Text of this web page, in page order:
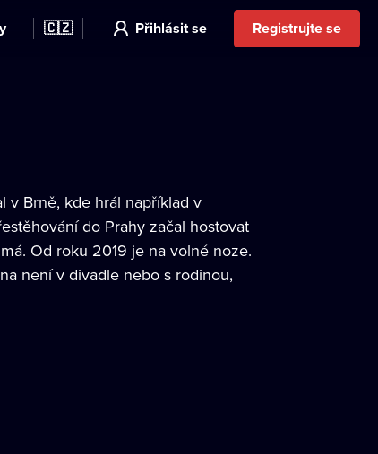
🇨🇿 Přihlásit se Registrujte se
v Brně, kde hrál například v
do Prahy začal hostovat
Od roku 2019 je na volné noze.
není v divadle nebo s rodinou,